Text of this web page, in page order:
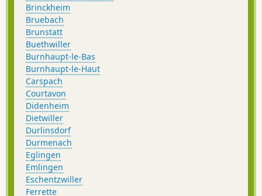
Brinckheim
Bruebach
Brunstatt
Buethwiller
Burnhaupt-le-Bas
Burnhaupt-le-Haut
Carspach
Courtavon
Didenheim
Dietwiller
Durlinsdorf
Durmenach
Eglingen
Emlingen
Eschentzwiller
Ferrette